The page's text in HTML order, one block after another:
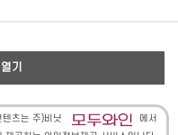
기
텐츠는 주)비닛
에서